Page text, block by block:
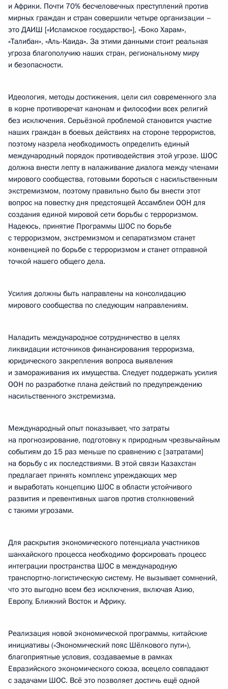
и Африки. Почти 70% бесчеловечных преступлений против
мирных граждан и стран совершили четыре организации –
это ДАИШ [«Исламское государство»], «Боко Харам»,
«Талибан», «Аль-Каида». За этими данными стоит реальная
угроза благополучию наших стран, региональному миру
и безопасности.
Идеология, методы достижения, цели сил современного зла
в корне противоречат канонам и философии всех религий
без исключения. Серьёзной проблемой становится участие
наших граждан в боевых действиях на стороне террористов,
поэтому назрела необходимость определить единый
международный порядок противодействия этой угрозе. ШОС
должна внести лепту в налаживание диалога между членами
мирового сообщества, готовыми бороться с насильственным
экстремизмом, поэтому правильно было бы внести этот
вопрос на повестку дня предстоящей Ассамблеи ООН для
создания единой мировой сети борьбы с терроризмом.
Надеюсь, принятие Программы ШОС по борьбе
с терроризмом, экстремизмом и сепаратизмом станет
конвенцией по борьбе с терроризмом и станет отправной
точкой нашего общего дела.
Усилия должны быть направлены на консолидацию
мирового сообщества по следующим направлениям.
Наладить международное сотрудничество в целях
ликвидации источников финансирования терроризма,
юридического закрепления вопроса выявления
и замораживания их имущества. Следует поддержать усилия
ООН по разработке плана действий по предупреждению
насильственного экстремизма.
Международный опыт показывает, что затраты
на прогнозирование, подготовку к природным чрезвычайным
событиям до 15 раз меньше по сравнению с [затратами]
на борьбу с их последствиями. В этой связи Казахстан
предлагает принять комплекс упреждающих мер
и выработать концепцию ШОС в области устойчивого
развития и превентивных шагов против столкновений
с такими угрозами.
Для раскрытия экономического потенциала участников
шанхайского процесса необходимо форсировать процесс
интеграции пространства ШОС в международную
транспортно-логистическую систему. Не вызывает сомнений,
что это выгодно всем без исключения, включая Азию,
Европу, Ближний Восток и Африку.
Реализация новой экономической программы, китайские
инициативы («Экономический пояс Шёлкового пути»),
благоприятные условия, создаваемые в рамках
Евразийского экономического союза, всецело совпадают
с задачами ШОС. Всё это позволяет достичь ещё одной